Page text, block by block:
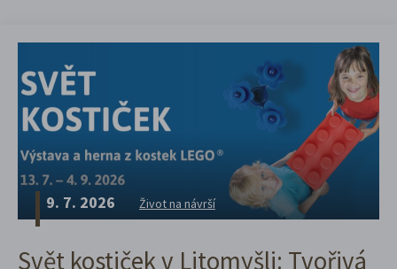
9. 7. 2026 Život na návrší
Svět kostiček v Litomyšli: Tvořivá